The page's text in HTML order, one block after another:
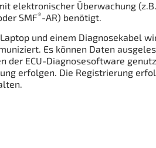
elektronischer Überwachung
SMF®-AR) benötigt.
und einem Diagnosekabel
Es können Daten
der ECU-Diagnosesoftware
erfolgen. Die Registrierung